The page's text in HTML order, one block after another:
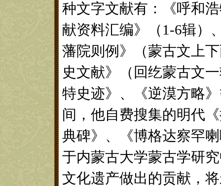
种文字文献有：《呼和
献资料汇编》（1-6辑）
藩院则例》（蒙古文上
史文献》（回纥蒙古文
特史迹》、《逆漠方略
间，他自费搜集的明代
典碑》、《博格达察罕
于内蒙古大学蒙古学研
文化遗产做出的贡献，